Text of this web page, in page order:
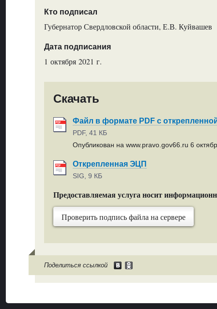
Кто подписал
Губернатор Свердловской области, Е.В. Куйвашев
Дата подписания
1 октября 2021 г.
Скачать
Файл в формате PDF с
PDF, 41 КБ
Опубликован на www.pravo.gov66.ru 6
Открепленная ЭЦП
SIG, 9 КБ
Предоставляемая услуга носит
Проверить подпись файла на сервере
Поделиться ссылкой